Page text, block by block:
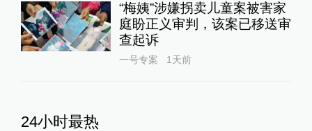
“梅姨”涉嫌拐卖儿童案被害家
庭盼正义审判，该案已移送审
查起诉
一号专案 1天前
24小时最热